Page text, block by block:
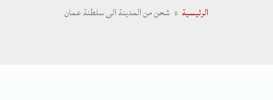
الرئيسية شحن من المدينة الى سلطنة عمان